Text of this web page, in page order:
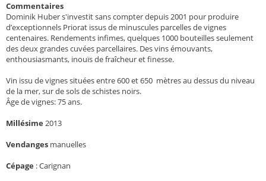
Commentaires
Dominik Huber s'investit sans compter depuis 2001 pour produire
d’exceptionnels Priorat issus de minuscules parcelles de vignes
centenaires. Rendements infimes, quelques 1000 bouteilles seulement
des deux grandes cuvées parcellaires. Des vins émouvants,
enthousiasmants, inouïs de fraîcheur et finesse.
Vin issu de vignes situées entre 600 et 650 mètres au dessus du niveau
de la mer, sur de sols de schistes noirs.
Âge de vignes: 75 ans.
Millésime 2013
Vendanges manuelles
Cépage : Carignan